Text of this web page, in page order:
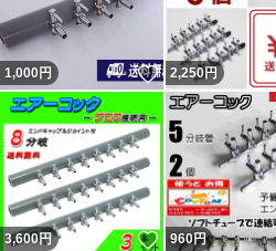
1,000円 いいね！
2,250円
3,600円 いいね！
960円